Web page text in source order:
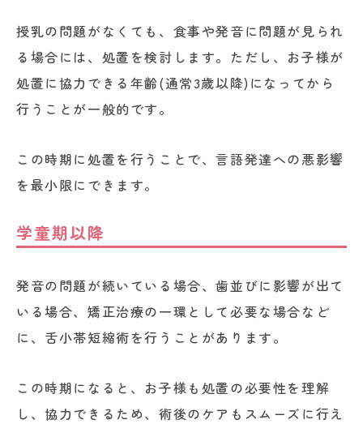
授乳の問題がなくても、食事や発音に問題が見られ
る場合には、処置を検討します。ただし、お子様が
処置に協力できる年齢(通常3歳以降)になってから
行うことが一般的です。
この時期に処置を行うことで、言語発達への悪影響
を最小限にできます。
学童期以降
発音の問題が続いている場合、歯並びに影響が出て
いる場合、矯正治療の一環として必要な場合など
に、舌小帯短縮術を行うことがあります。
この時期になると、お子様も処置の必要性を理解
し、協力できるため、術後のケアもスムーズに行え